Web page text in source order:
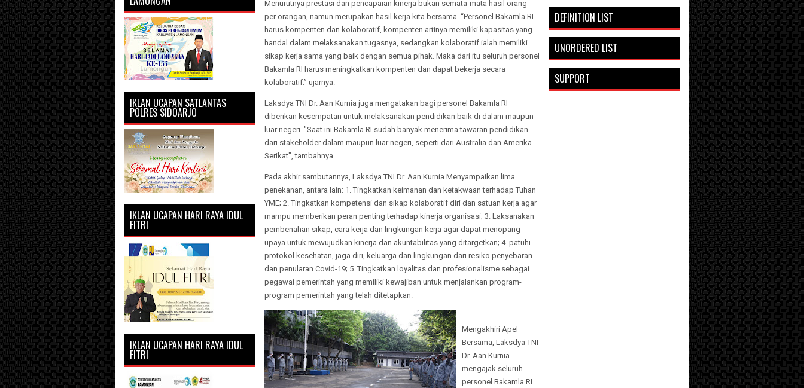
Menurutnya prestasi dan pencapaian kinerja bukan semata-mata hasil orang
per orangan, namun merupakan hasil kerja kita bersama. “Personel Bakamla RI
harus kompenten dan kolaboratif, kompenten artinya memiliki kapasitas yang
handal dalam melaksanakan tugasnya, sedangkan kolaboratif ialah memiliki
sikap kerja sama yang baik dengan semua pihak. Maka dari itu seluruh personel
Bakamla RI harus meningkatkan kompenten dan dapat bekerja secara
kolaboratif.” ujarnya.
Laksdya TNI Dr. Aan Kurnia juga mengatakan bagi personel Bakamla RI
diberikan kesempatan untuk melaksanakan pendidikan baik di dalam maupun
luar negeri. "Saat ini Bakamla RI sudah banyak menerima tawaran pendidikan
dari stakeholder dalam maupun luar negeri, seperti dari Australia dan Amerika
Serikat", tambahnya.
Pada akhir sambutannya, Laksdya TNI Dr. Aan Kurnia Menyampaikan lima
penekanan, antara lain: 1. Tingkatkan keimanan dan ketakwaan terhadap Tuhan
YME; 2. Tingkatkan kompetensi dan sikap kolaboratif diri dan satuan kerja agar
mampu memberikan peran penting terhadap kinerja organisasi; 3. Laksanakan
pembenahan sikap, cara kerja dan lingkungan kerja agar dapat menopang
upaya untuk mewujudkan kinerja dan akuntabilitas yang ditargetkan; 4. patuhi
protokol kesehatan, jaga diri, keluarga dan lingkungan dari resiko penyebaran
dan penularan Covid-19; 5. Tingkatkan loyalitas dan profesionalisme sebagai
pegawai pemerintah yang memiliki kewajiban untuk menjalankan program-
program pemerintah yang telah ditetapkan.
Mengakhiri Apel
Bersama, Laksdya TNI
Dr. Aan Kurnia
mengajak seluruh
personel Bakamla RI
IKLAN UCAPAN SATLANTAS
POLRES SIDOARJO
IKLAN UCAPAN HARI RAYA IDUL
FITRI
IKLAN UCAPAN HARI RAYA IDUL
FITRI
DEFINITION LIST
UNORDERED LIST
SUPPORT